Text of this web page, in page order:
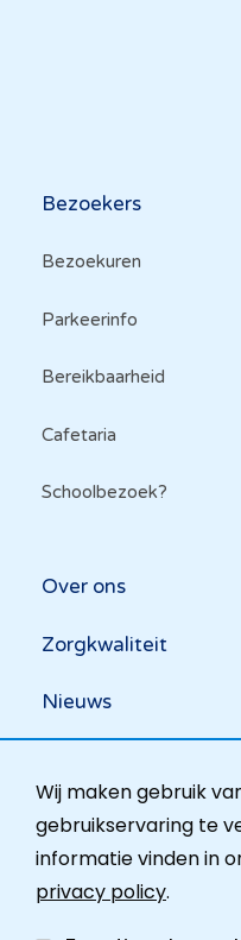
Wij maken gebruik
gebruikservaring te
informatie vinden in
privacy policy.
Bezoekers
Bezoekuren
Parkeerinfo
Bereikbaarheid
Cafetaria
Schoolbezoek?
Top
menu
Over ons
Zorgkwaliteit
Nieuws
Ombudsdienst